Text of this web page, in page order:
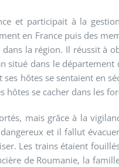
et participait à la
en France puis des
la région. Il réussit
dans le
hôtes se sentaient en
hôtes se cacher dans les
mais grâce à la
et il fallut
Les trains étaient
de Roumanie, la